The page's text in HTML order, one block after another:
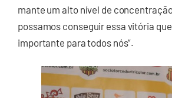
mante um alto nível de
possamos conseguir essa vitória
importante para todos nós”.